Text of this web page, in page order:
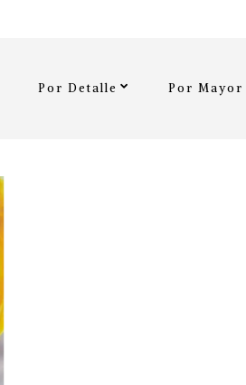
Por Detalle Por Mayor